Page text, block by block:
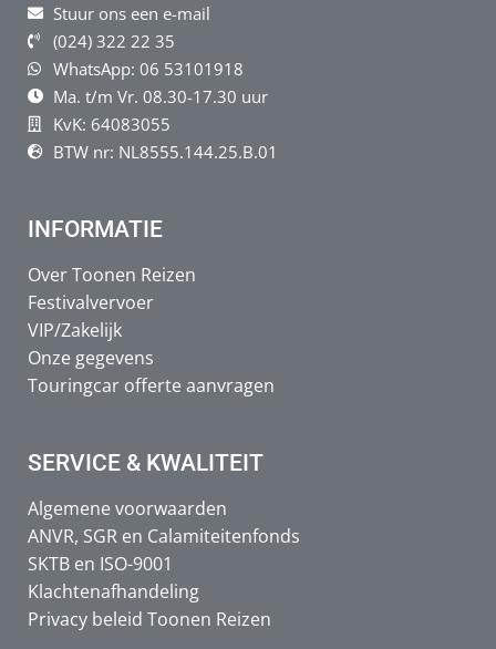
Stuur ons een e-mail
(024) 322 22 35
WhatsApp: 06 53101918
Ma. t/m Vr. 08.30-17.30 uur
KvK: 64083055
BTW nr: NL8555.144.25.B.01
INFORMATIE
Over Toonen Reizen
Festivalvervoer
VIP/Zakelijk
Onze gegevens
Touringcar offerte aanvragen
SERVICE & KWALITEIT
Algemene voorwaarden
ANVR, SGR en Calamiteitenfonds
SKTB en ISO-9001
Klachtenafhandeling
Privacy beleid Toonen Reizen